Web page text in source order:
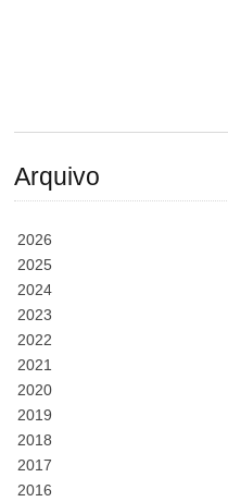
Arquivo
2026
2025
2024
2023
2022
2021
2020
2019
2018
2017
2016